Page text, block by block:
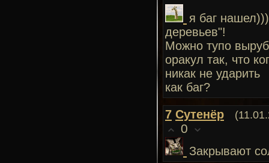
я баг
деревьев"!
Можно тупо
оракул так, что
никак не ударить
как баг?
7 Сутенёр
0
Закрывают